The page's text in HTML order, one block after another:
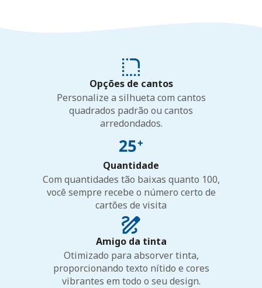
Opções de cantos
Personalize a silhueta com cantos
quadrados padrão ou cantos
arredondados.
Quantidade
Com quantidades tão baixas quanto 100,
você sempre recebe o número certo de
cartões de visita
Amigo da tinta
Otimizado para absorver tinta,
proporcionando texto nítido e cores
vibrantes em todo o seu design.